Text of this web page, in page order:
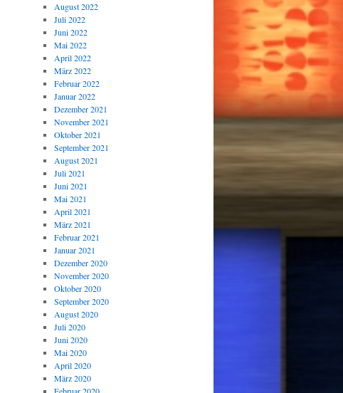
August 2022
Juli 2022
Juni 2022
Mai 2022
April 2022
März 2022
Februar 2022
Januar 2022
Dezember 2021
November 2021
Oktober 2021
September 2021
August 2021
Juli 2021
Juni 2021
Mai 2021
April 2021
März 2021
Februar 2021
Januar 2021
Dezember 2020
November 2020
Oktober 2020
September 2020
August 2020
Juli 2020
Juni 2020
Mai 2020
April 2020
März 2020